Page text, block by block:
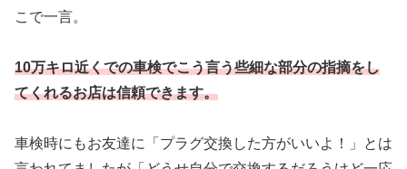
こで一言。
10万キロ近くでの車検でこう言う些細な部分の指摘をし
てくれるお店は信頼できます。
車検時にもお友達に「プラグ交換した方がいいよ！」とは